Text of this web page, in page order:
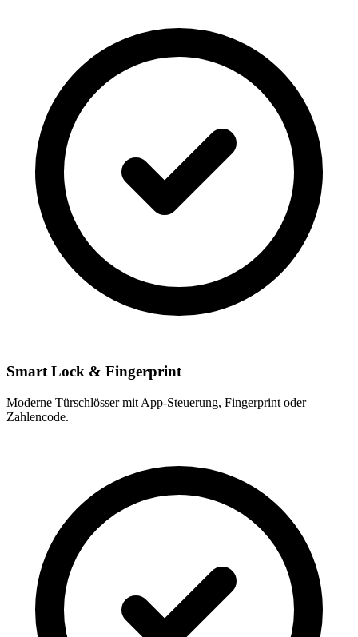
Smart Lock & Fingerprint
Moderne Türschlösser mit App-Steuerung, Fingerprint oder
Zahlencode.